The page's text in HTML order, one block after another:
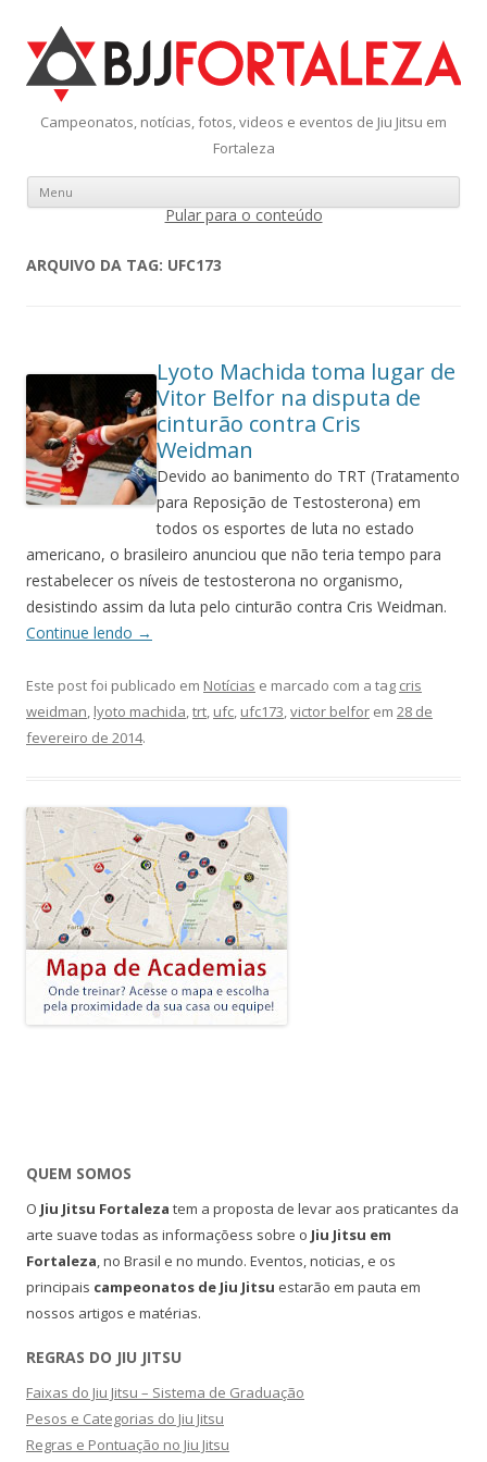
Campeonatos, notícias, fotos, videos e eventos de Jiu Jitsu em
Fortaleza
Menu
Pular para o conteúdo
ARQUIVO DA TAG: UFC173
Lyoto Machida toma lugar de
Vitor Belfor na disputa de
cinturão contra Cris
Weidman
Devido ao banimento do TRT (Tratamento
para Reposição de Testosterona) em
todos os esportes de luta no estado
americano, o brasileiro anunciou que não teria tempo para
restabelecer os níveis de testosterona no organismo,
desistindo assim da luta pelo cinturão contra Cris Weidman.
Continue lendo →
Este post foi publicado em Notícias e marcado com a tag cris
weidman, lyoto machida,trt, ufc, ufc173,victor belfor em 28 de
fevereiro de 2014.
QUEM SOMOS
O Jiu Jitsu Fortaleza tem a proposta de levar aos praticantes da
arte suave todas as informaçõess sobre o Jiu Jitsu em
Fortaleza, no Brasil e no mundo. Eventos, noticias, e os
principais campeonatos de Jiu Jitsu estarão em pauta em
nossos artigos e matérias.
REGRAS DO JIU JITSU
Faixas do Jiu Jitsu – Sistema de Graduação
Pesos e Categorias do Jiu Jitsu
Regras e Pontuação no Jiu Jitsu